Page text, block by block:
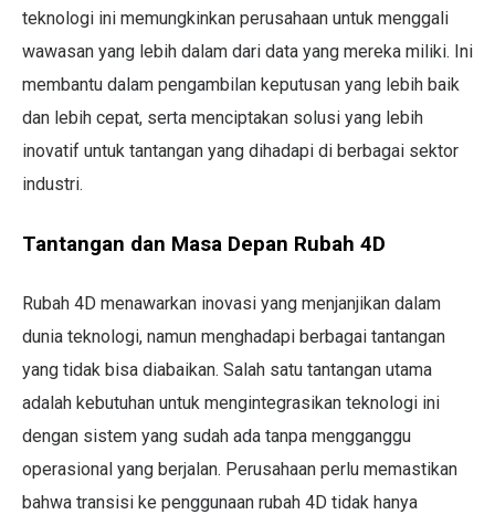
teknologi ini memungkinkan perusahaan untuk menggali
wawasan yang lebih dalam dari data yang mereka miliki. Ini
membantu dalam pengambilan keputusan yang lebih baik
dan lebih cepat, serta menciptakan solusi yang lebih
inovatif untuk tantangan yang dihadapi di berbagai sektor
industri.
Tantangan dan Masa Depan Rubah 4D
Rubah 4D menawarkan inovasi yang menjanjikan dalam
dunia teknologi, namun menghadapi berbagai tantangan
yang tidak bisa diabaikan. Salah satu tantangan utama
adalah kebutuhan untuk mengintegrasikan teknologi ini
dengan sistem yang sudah ada tanpa mengganggu
operasional yang berjalan. Perusahaan perlu memastikan
bahwa transisi ke penggunaan rubah 4D tidak hanya